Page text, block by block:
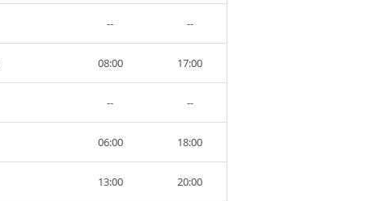
-- --
08:00 17:00
-- --
06:00 18:00
13:00 20:00